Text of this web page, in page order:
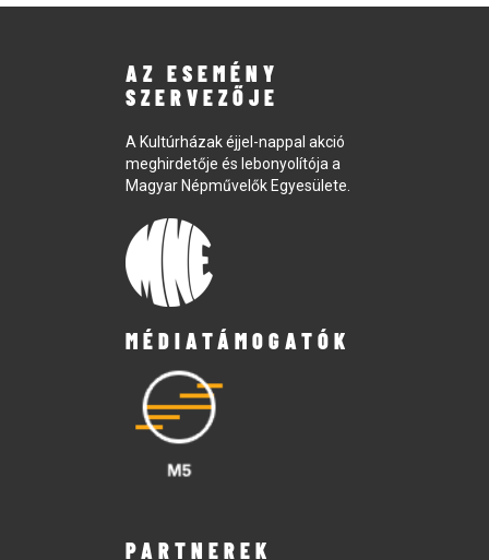
AZ ESEMÉNY
SZERVEZŐJE
A Kultúrházak éjjel-nappal akció
meghirdetője és lebonyolítója a
Magyar Népművelők Egyesülete.
MÉDIATÁMOGATÓK
PARTNEREK